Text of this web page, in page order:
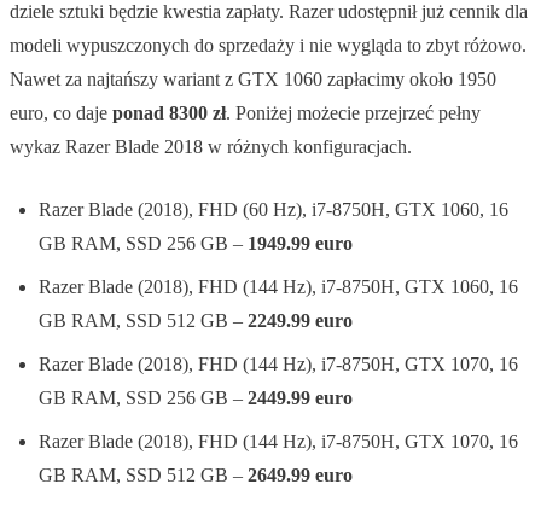
dziele sztuki będzie kwestia zapłaty. Razer udostępnił już cennik dla
modeli wypuszczonych do sprzedaży i nie wygląda to zbyt różowo.
Nawet za najtańszy wariant z GTX 1060 zapłacimy około 1950
euro, co daje ponad 8300 zł. Poniżej możecie przejrzeć pełny
wykaz Razer Blade 2018 w różnych konfiguracjach.
Razer Blade (2018), FHD (60 Hz), i7-8750H, GTX 1060, 16
GB RAM, SSD 256 GB – 1949.99 euro
Razer Blade (2018), FHD (144 Hz), i7-8750H, GTX 1060, 16
GB RAM, SSD 512 GB – 2249.99 euro
Razer Blade (2018), FHD (144 Hz), i7-8750H, GTX 1070, 16
GB RAM, SSD 256 GB – 2449.99 euro
Razer Blade (2018), FHD (144 Hz), i7-8750H, GTX 1070, 16
GB RAM, SSD 512 GB – 2649.99 euro